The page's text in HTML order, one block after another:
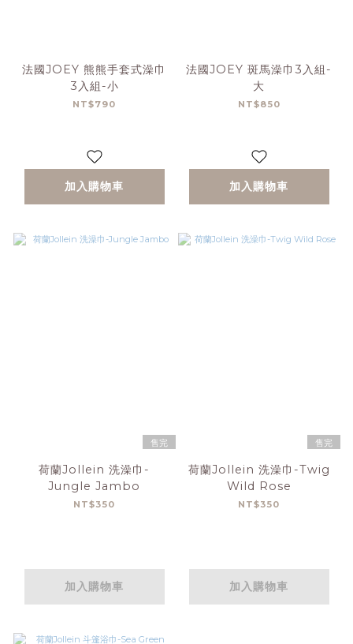
法國JOEY 熊熊手套式澡巾
3入組-小
NT$790
加入購物車
法國JOEY 斑馬澡巾3入組-
大
NT$850
加入購物車
售完
荷蘭Jollein 洗澡巾-
Jungle Jambo
NT$350
加入購物車
售完
荷蘭Jollein 洗澡巾-Twig
Wild Rose
NT$350
加入購物車